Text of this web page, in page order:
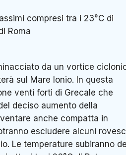
compresi tra i 23°C di
Roma
da un vortice
sul Mare Ionio. In questa
venti forti di Grecale che
deciso aumento della
anche compatta in
escludere alcuni
Le temperature subiranno